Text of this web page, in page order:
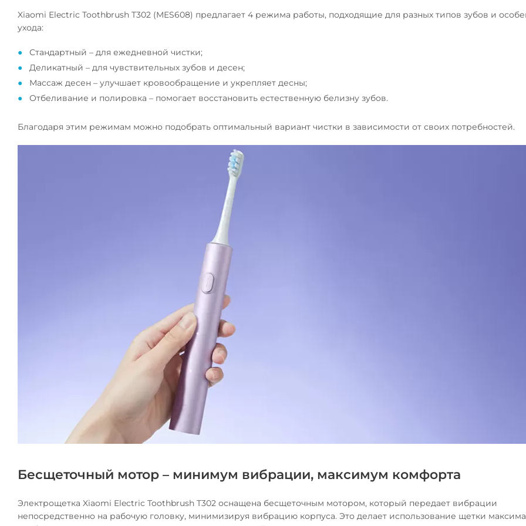
Xiaomi Electric Toothbrush T302 (MES608) предлагает 4 режима работы, подходящие для разных типов зубов и
ухода:
Стандартный – для ежедневной чистки;
Деликатный – для чувствительных зубов и десен;
Массаж десен – улучшает кровообращение и укрепляет десны;
Отбеливание и полировка – помогает восстановить естественную белизну зубов.
Благодаря этим режимам можно подобрать оптимальный вариант чистки в зависимости от своих потребностей.
Бесщеточный мотор – минимум вибрации, максимум комфорта
Электрощетка Xiaomi Electric Toothbrush T302 оснащена бесщеточным мотором, который передает вибрации
непосредственно на рабочую головку, минимизируя вибрацию корпуса. Это делает использование щетки